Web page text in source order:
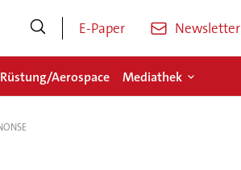
E-Paper Newsletter
Rüstung/Aerospace Mediathek